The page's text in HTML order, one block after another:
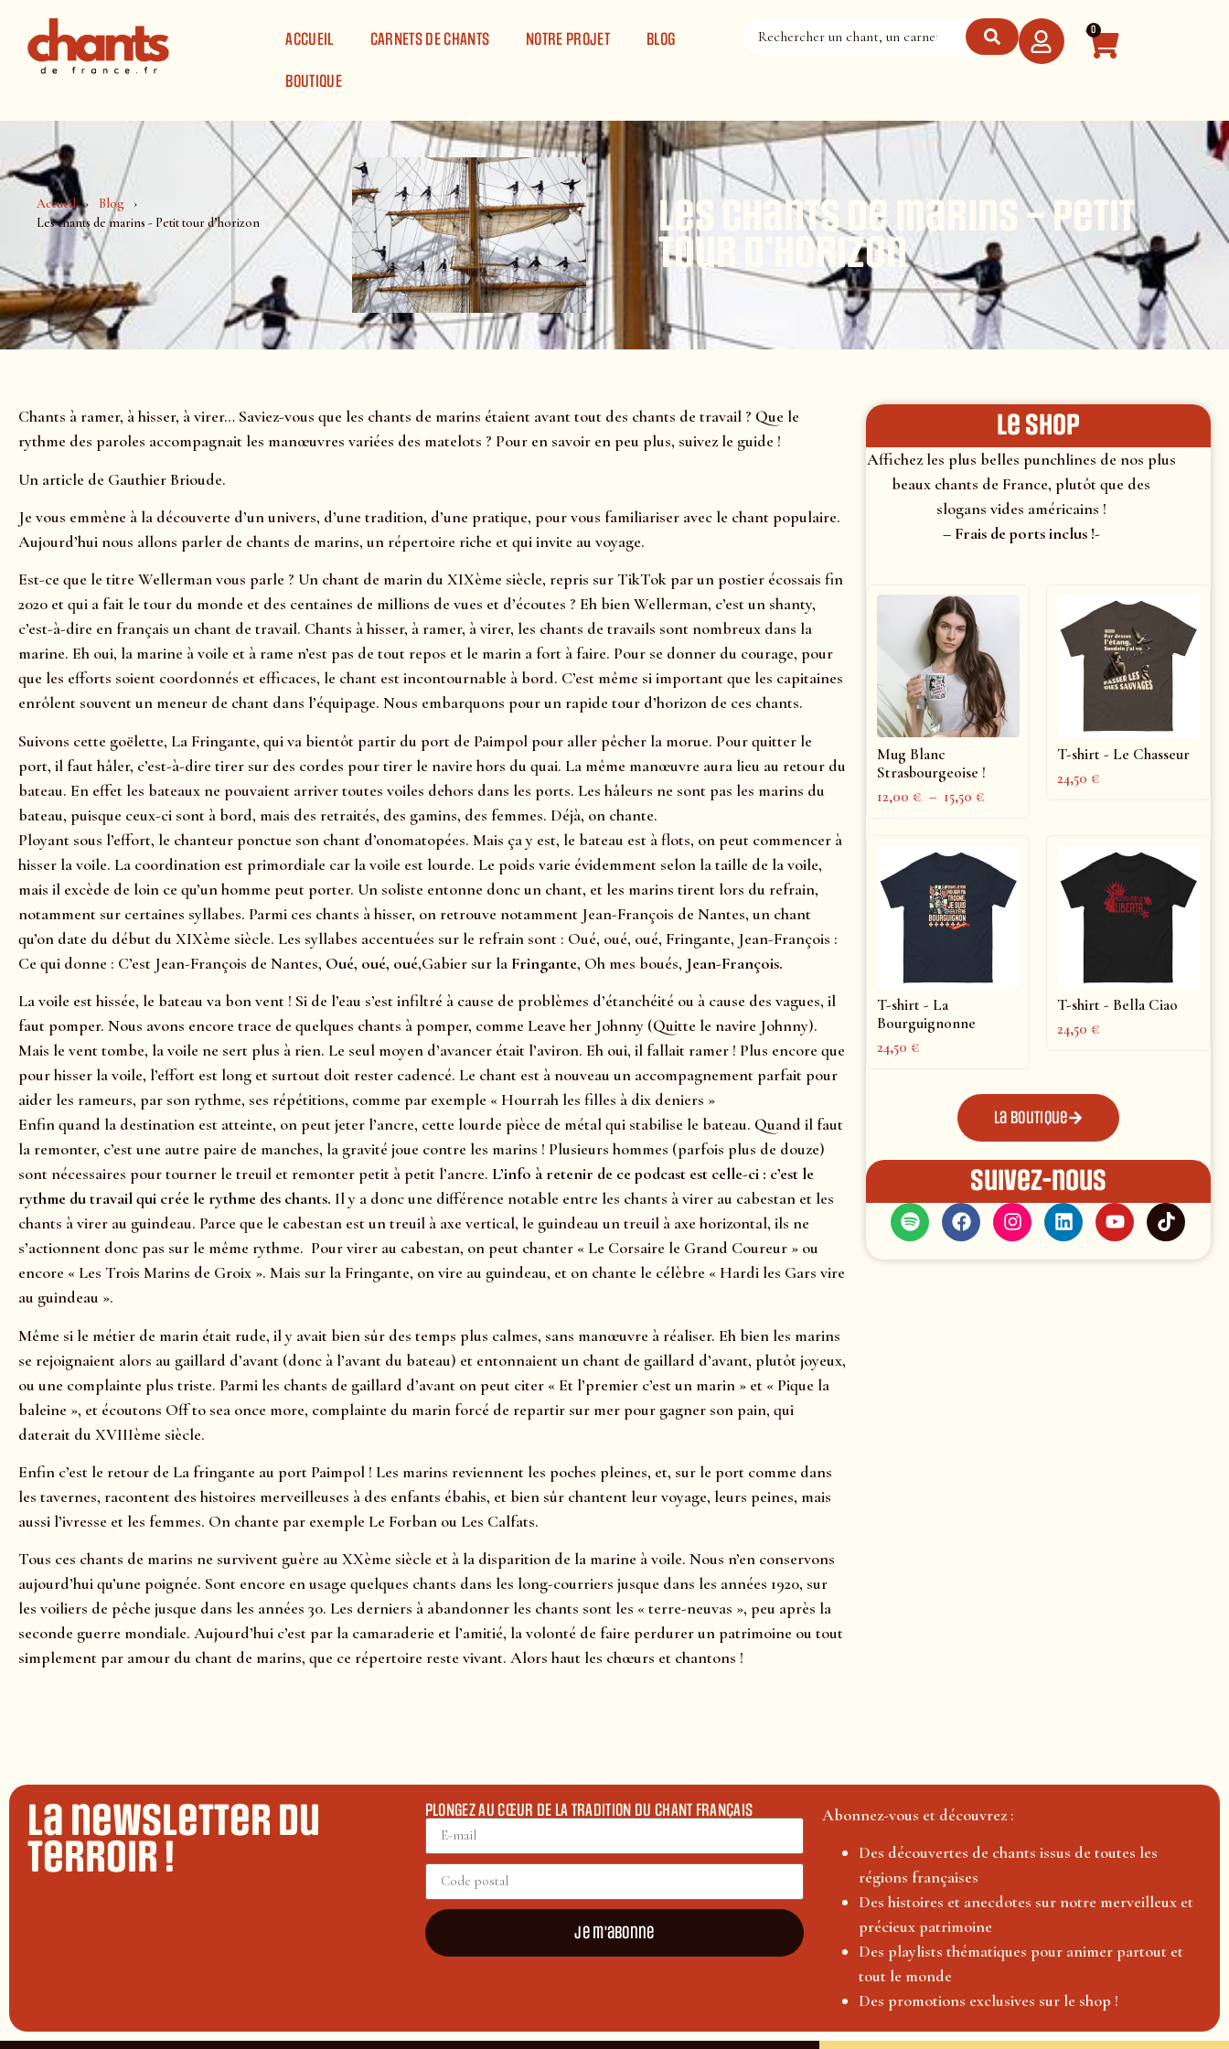
ACCUEIL
CARNETS DE CHANTS NOTRE PROJET BLOG
BOUTIQUE
0
Accueil
Blog
Les chants de marins - Petit tour d’horizon
Les chants de marins – Petit
tour d’horizon
Chants à ramer, à hisser, à virer… Saviez-vous que les chants de marins étaient avant tout des chants de travail ? Que le
rythme des paroles accompagnait les manœuvres variées des matelots ? Pour en savoir en peu plus, suivez le guide !
Un article de Gauthier Brioude.
Je vous emmène à la découverte d’un univers, d’une tradition, d’une pratique, pour vous familiariser avec le chant populaire.
Aujourd’hui nous allons parler de chants de marins, un répertoire riche et qui invite au voyage.
Est-ce que le titre Wellerman vous parle ? Un chant de marin du XIXème siècle, repris sur TikTok par un postier écossais fin
2020 et qui a fait le tour du monde et des centaines de millions de vues et d’écoutes ? Eh bien Wellerman, c’est un shanty,
c’est-à-dire en français un chant de travail. Chants à hisser, à ramer, à virer, les chants de travails sont nombreux dans la
marine. Eh oui, la marine à voile et à rame n’est pas de tout repos et le marin a fort à faire. Pour se donner du courage, pour
que les efforts soient coordonnés et efficaces, le chant est incontournable à bord. C’est même si important que les capitaines
enrôlent souvent un meneur de chant dans l’équipage. Nous embarquons pour un rapide tour d’horizon de ces chants.
Suivons cette goëlette, La Fringante, qui va bientôt partir du port de Paimpol pour aller pêcher la morue. Pour quitter le
port, il faut hâler, c’est-à-dire tirer sur des cordes pour tirer le navire hors du quai. La même manœuvre aura lieu au retour du
bateau. En effet les bateaux ne pouvaient arriver toutes voiles dehors dans les ports. Les hâleurs ne sont pas les marins du
bateau, puisque ceux-ci sont à bord, mais des retraités, des gamins, des femmes. Déjà, on chante.
Ployant sous l’effort, le chanteur ponctue son chant d’onomatopées. Mais ça y est, le bateau est à flots, on peut commencer à
hisser la voile. La coordination est primordiale car la voile est lourde. Le poids varie évidemment selon la taille de la voile,
mais il excède de loin ce qu’un homme peut porter. Un soliste entonne donc un chant, et les marins tirent lors du refrain,
notamment sur certaines syllabes. Parmi ces chants à hisser, on retrouve notamment Jean-François de Nantes, un chant
qu’on date du début du XIXème siècle. Les syllabes accentuées sur le refrain sont : Oué, oué, oué, Fringante, Jean-François :
Ce qui donne : C’est Jean-François de Nantes, Oué, oué, oué,Gabier sur la Fringante, Oh mes boués, Jean-François.
La voile est hissée, le bateau va bon vent ! Si de l’eau s’est infiltré à cause de problèmes d’étanchéité ou à cause des vagues, il
faut pomper. Nous avons encore trace de quelques chants à pomper, comme Leave her Johnny (Quitte le navire Johnny).
Mais le vent tombe, la voile ne sert plus à rien. Le seul moyen d’avancer était l’aviron. Eh oui, il fallait ramer ! Plus encore que
pour hisser la voile, l’effort est long et surtout doit rester cadencé. Le chant est à nouveau un accompagnement parfait pour
aider les rameurs, par son rythme, ses répétitions, comme par exemple « Hourrah les filles à dix deniers »
Enfin quand la destination est atteinte, on peut jeter l’ancre, cette lourde pièce de métal qui stabilise le bateau. Quand il faut
la remonter, c’est une autre paire de manches, la gravité joue contre les marins ! Plusieurs hommes (parfois plus de douze)
sont nécessaires pour tourner le treuil et remonter petit à petit l’ancre. L’info à retenir de ce podcast est celle-ci : c’est le
rythme du travail qui crée le rythme des chants. Il y a donc une différence notable entre les chants à virer au cabestan et les
chants à virer au guindeau. Parce que le cabestan est un treuil à axe vertical, le guindeau un treuil à axe horizontal, ils ne
s’actionnent donc pas sur le même rythme. Pour virer au cabestan, on peut chanter « Le Corsaire le Grand Coureur » ou
encore « Les Trois Marins de Groix ». Mais sur la Fringante, on vire au guindeau, et on chante le célèbre « Hardi les Gars vire
au guindeau ».
Même si le métier de marin était rude, il y avait bien sûr des temps plus calmes, sans manœuvre à réaliser. Eh bien les marins
se rejoignaient alors au gaillard d’avant (donc à l’avant du bateau) et entonnaient un chant de gaillard d’avant, plutôt joyeux,
ou une complainte plus triste. Parmi les chants de gaillard d’avant on peut citer « Et l’premier c’est un marin » et « Pique la
baleine », et écoutons Off to sea once more, complainte du marin forcé de repartir sur mer pour gagner son pain, qui
daterait du XVIIIème siècle.
Enfin c’est le retour de La fringante au port Paimpol ! Les marins reviennent les poches pleines, et, sur le port comme dans
les tavernes, racontent des histoires merveilleuses à des enfants ébahis, et bien sûr chantent leur voyage, leurs peines, mais
aussi l’ivresse et les femmes. On chante par exemple Le Forban ou Les Calfats.
Tous ces chants de marins ne survivent guère au XXème siècle et à la disparition de la marine à voile. Nous n’en conservons
aujourd’hui qu’une poignée. Sont encore en usage quelques chants dans les long-courriers jusque dans les années 1920, sur
les voiliers de pêche jusque dans les années 30. Les derniers à abandonner les chants sont les « terre-neuvas », peu après la
seconde guerre mondiale. Aujourd’hui c’est par la camaraderie et l’amitié, la volonté de faire perdurer un patrimoine ou tout
simplement par amour du chant de marins, que ce répertoire reste vivant. Alors haut les chœurs et chantons !
le shop
Affichez les plus belles punchlines de nos plus
beaux chants de France, plutôt que des
slogans vides américains !
– Frais de ports inclus !-
Mug Blanc
Strasbourgeoise !
12,00 € – 15,50 €
T-shirt - Le Chasseur
24,50€
T-shirt - La
Bourguignonne
24,50 €
T-shirt - Bella Ciao
24,50€
La boutique
Suivez-nous
La newsletter du
terroir !
PLONGEZ AU CŒUR DE LA TRADITION DU CHANT FRANÇAIS
Je m'abonne
Abonnez-vous et découvrez :
Des découvertes de chants issus de toutes les
régions françaises
Des histoires et anecdotes sur notre merveilleux et
précieux patrimoine
Des playlists thématiques pour animer partout et
tout le monde
Des promotions exclusives sur le shop !